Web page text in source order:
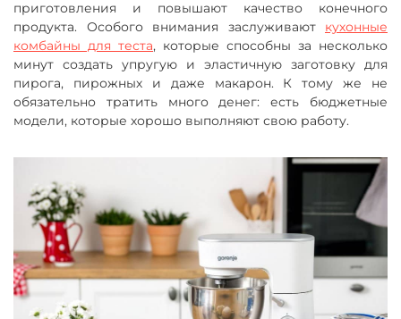
приготовления и повышают качество конечного
продукта. Особого внимания заслуживают кухонные
комбайны для теста, которые способны за несколько
минут создать упругую и эластичную заготовку для
пирога, пирожных и даже макарон. К тому же не
обязательно тратить много денег: есть бюджетные
модели, которые хорошо выполняют свою работу.